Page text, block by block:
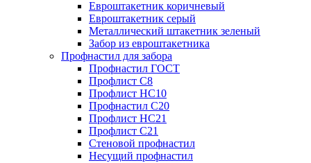
Евроштакетник коричневый
Евроштакетник серый
Металлический штакетник зеленый
Забор из евроштакетника
Профнастил для забора
Профнастил ГОСТ
Профлист С8
Профлист НС10
Профнастил С20
Профлист НС21
Профлист С21
Стеновой профнастил
Несущий профнастил